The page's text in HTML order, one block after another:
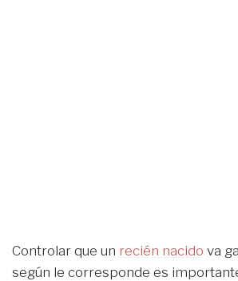
Controlar que un recién nacido va
según le corresponde es